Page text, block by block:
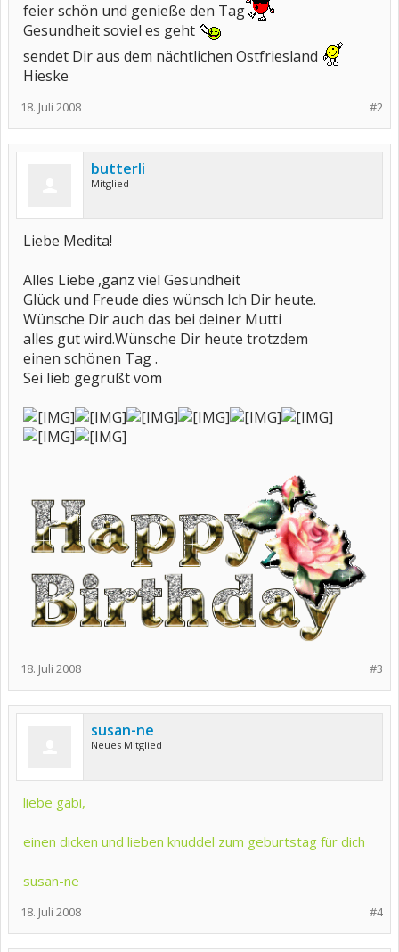
feier schön und genieße den Tag
Gesundheit soviel es geht
sendet Dir aus dem nächtlichen Ostfriesland
Hieske
#2
18. Juli 2008
butterli
Mitglied
Liebe Medita!
Alles Liebe ,ganz viel Gesundheit
Glück und Freude dies wünsch Ich Dir heute.
Wünsche Dir auch das bei deiner Mutti
alles gut wird.Wünsche Dir heute trotzdem
einen schönen Tag .
Sei lieb gegrüßt vom
#3
18. Juli 2008
susan-ne
Neues Mitglied
liebe gabi,
einen dicken und lieben knuddel zum geburtstag für dich
susan-ne
#4
18. Juli 2008